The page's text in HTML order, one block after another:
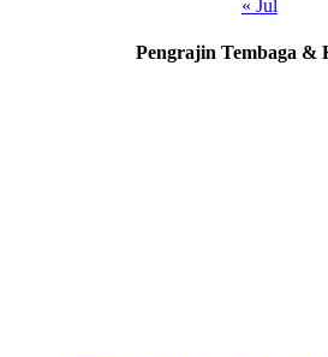
« Jul
Pengrajin Tembaga &